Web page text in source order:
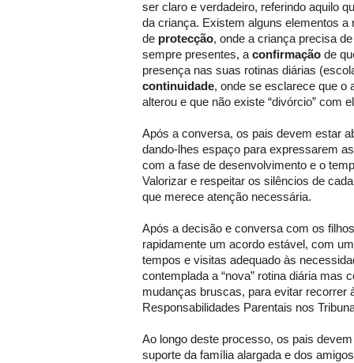
ser claro e verdadeiro, referindo aquilo
da criança. Existem alguns elementos a
de protecção, onde a criança precisa
sempre presentes, aconfirmação de
presença nas suas rotinas diárias
continuidade, onde se esclarece que o
alterou e que não existe “divórcio” com
Após a conversa, os pais devem estar
dando-lhes espaço para expressarem
com a fase de desenvolvimento e o
Valorizar e respeitar os silêncios de
que merece atenção necessária.
Após a decisão e conversa com os
rapidamente um acordo estável, com
tempos e visitas adequado às
contemplada a “nova” rotina diária mas
mudanças bruscas, para evitar recorrer
Responsabilidades Parentais nos
Ao longo deste processo, os pais
suporte da família alargada e dos